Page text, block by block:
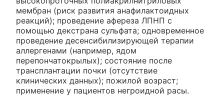
мембран (риск развития анафилактоидных
реакций); проведение афереза ЛПНП с
помощью декстрана сульфата; одновременное
проведение десенсибилизирующей терапии
аллергенами (например, ядом
перепончатокрылых); состояние после
трансплантации почки (отсутствие
клинических данных); пожилой возраст;
применение у пациентов негроидной расы.